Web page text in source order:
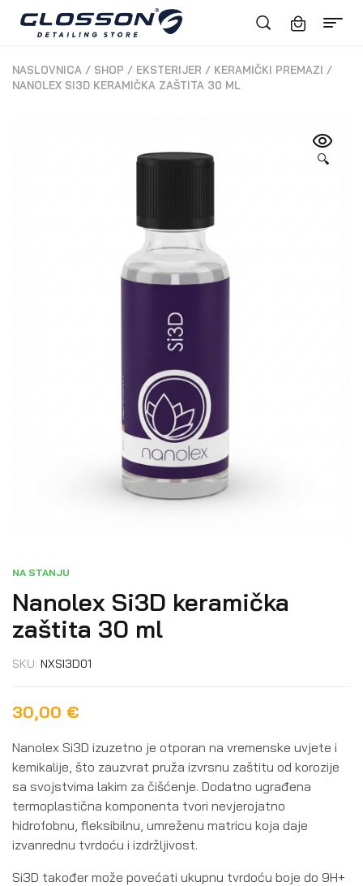
NASLOVNICA / SHOP / EKSTERIJER / KERAMIČKI PREMAZI /
NANOLEX SI3D KERAMIČKA ZAŠTITA 30 ML
🔍
NA STANJU
Nanolex Si3D keramička
zaštita 30 ml
SKU: NXSI3D01
30,00 €
Nanolex Si3D izuzetno je otporan na vremenske uvjete i
kemikalije, što zauzvrat pruža izvrsnu zaštitu od korozije
sa svojstvima lakim za čišćenje. Dodatno ugrađena
termoplastična komponenta tvori nevjerojatno
hidrofobnu, fleksibilnu, umreženu matricu koja daje
izvanrednu tvrdoću i izdržljivost.
Si3D također može povećati ukupnu tvrdoću boje do 9H+